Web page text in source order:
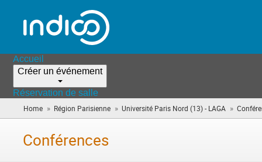
Accueil
Créer un événement
Réservation de salle
Home » Région Parisienne » Université Paris Nord (13) - LAGA »
Conférences